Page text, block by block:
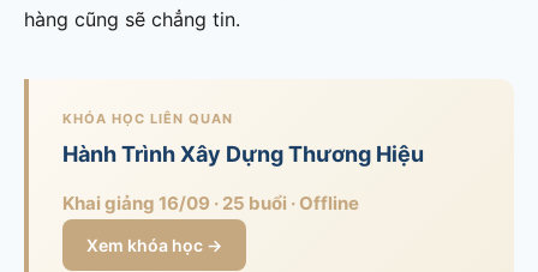
hàng cũng sẽ chẳng tin.
KHÓA HỌC LIÊN QUAN
Hành Trình Xây Dựng Thương Hiệu
Khai giảng 16/09 · 25 buổi · Offline
Xem khóa học →